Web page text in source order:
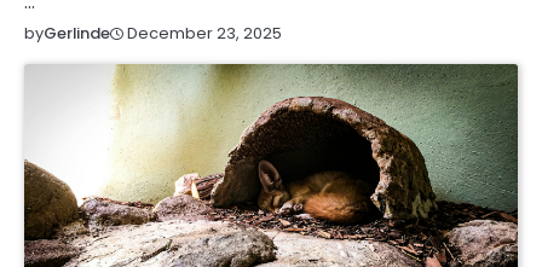
byGerlinde December 23, 2025